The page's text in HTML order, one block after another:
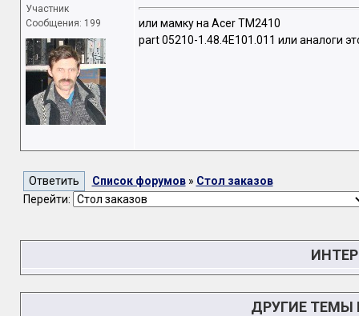
Участник
Сообщения: 199
или мамку на Acer TM2410
part 05210-1.48.4E101.011 или аналоги
Список форумов» Стол заказов
Перейти:
ДРУГИЕ ТЕМЫ